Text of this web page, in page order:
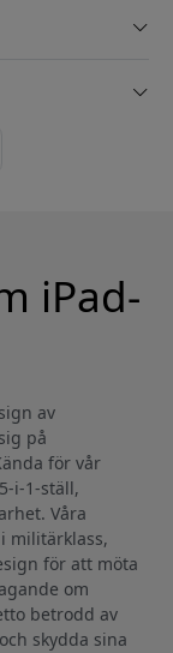
iPad-
av
på
för vår
i-1-ställ,
Våra
militärklass,
för att möta
om
betrodd av
skydda sina